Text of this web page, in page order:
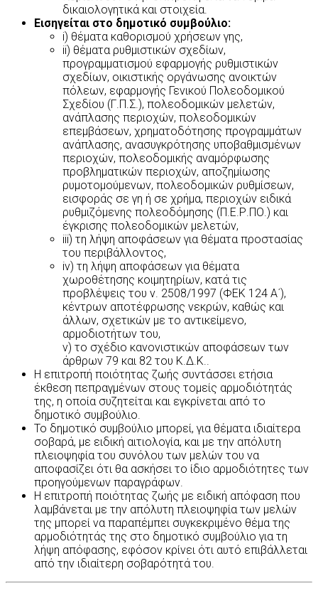
δικαιολογητικά και στοιχεία.
Εισηγείται στο δημοτικό συμβούλιο:
i) θέματα καθορισμού χρήσεων γης,
ii) θέματα ρυθμιστικών σχεδίων,
προγραμματισμού εφαρμογής ρυθμιστικών
σχεδίων, οικιστικής οργάνωσης ανοικτών
πόλεων, εφαρμογής Γενικού Πολεοδομικού
Σχεδίου (Γ.Π.Σ.), πολεοδομικών μελετών,
ανάπλασης περιοχών, πολεοδομικών
επεμβάσεων, χρηματοδότησης προγραμμάτων
ανάπλασης, ανασυγκρότησης υποβαθμισμένων
περιοχών, πολεοδομικής αναμόρφωσης
προβληματικών περιοχών, αποζημίωσης
ρυμοτομούμενων, πολεοδομικών ρυθμίσεων,
εισφοράς σε γη ή σε χρήμα, περιοχών ειδικά
ρυθμιζόμενης πολεοδόμησης (Π.Ε.Ρ.ΠΟ.) και
έγκρισης πολεοδομικών μελετών,
iii) τη λήψη αποφάσεων για θέματα προστασίας
του περιβάλλοντος,
iv) τη λήψη αποφάσεων για θέματα
χωροθέτησης κοιμητηρίων, κατά τις
προβλέψεις του ν. 2508/1997 (ΦΕΚ 124 Α΄),
κέντρων αποτέφρωσης νεκρών, καθώς και
άλλων, σχετικών με το αντικείμενο,
αρμοδιοτήτων του,
v) το σχέδιο κανονιστικών αποφάσεων των
άρθρων 79 και 82 του Κ.Δ.Κ..
Η επιτροπή ποιότητας ζωής συντάσσει ετήσια
έκθεση πεπραγμένων στους τομείς αρμοδιότητάς
της, η οποία συζητείται και εγκρίνεται από το
δημοτικό συμβούλιο.
Το δημοτικό συμβούλιο μπορεί, για θέματα ιδιαίτερα
σοβαρά, με ειδική αιτιολογία, και με την απόλυτη
πλειοψηφία του συνόλου των μελών του να
αποφασίζει ότι θα ασκήσει το ίδιο αρμοδιότητες των
προηγούμενων παραγράφων.
Η επιτροπή ποιότητας ζωής με ειδική απόφαση που
λαμβάνεται με την απόλυτη πλειοψηφία των μελών
της μπορεί να παραπέμπει συγκεκριμένο θέμα της
αρμοδιότητάς της στο δημοτικό συμβούλιο για τη
λήψη απόφασης, εφόσον κρίνει ότι αυτό επιβάλλεται
από την ιδιαίτερη σοβαρότητά του.